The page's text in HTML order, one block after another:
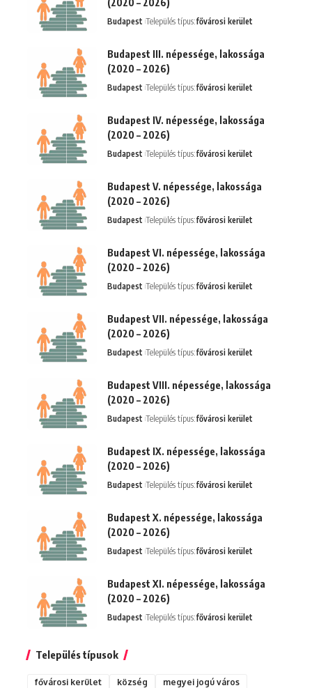
Budapest Település típus:fővárosi kerület
Budapest III. népessége, lakossága
(2020 – 2026)
Budapest Település típus:fővárosi kerület
Budapest IV. népessége, lakossága
(2020 – 2026)
Budapest Település típus:fővárosi kerület
Budapest V. népessége, lakossága
(2020 – 2026)
Budapest Település típus:fővárosi kerület
Budapest VI. népessége, lakossága
(2020 – 2026)
Budapest Település típus:fővárosi kerület
Budapest VII. népessége, lakossága
(2020 – 2026)
Budapest Település típus:fővárosi kerület
Budapest VIII. népessége, lakossága
(2020 – 2026)
Budapest Település típus:fővárosi kerület
Budapest IX. népessége, lakossága
(2020 – 2026)
Budapest Település típus:fővárosi kerület
Budapest X. népessége, lakossága
(2020 – 2026)
Budapest Település típus:fővárosi kerület
Budapest XI. népessége, lakossága
(2020 – 2026)
Budapest Település típus:fővárosi kerület
Település típusok
fővárosi kerület község
megyei jogú város